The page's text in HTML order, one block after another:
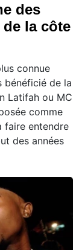
des
la côte
connue
bénéficié de la
Latifah ou MC
comme
faire entendre
des années